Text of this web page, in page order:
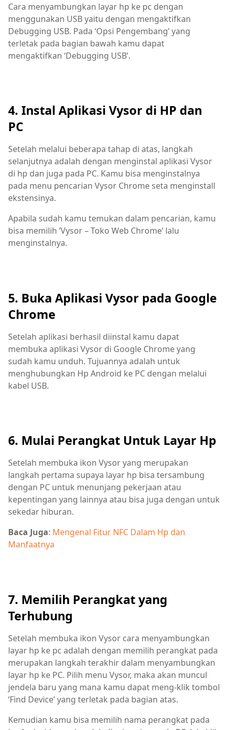
Cara menyambungkan layar hp ke pc dengan
menggunakan USB yaitu dengan mengaktifkan
Debugging USB. Pada ‘Opsi Pengembang’ yang
terletak pada bagian bawah kamu dapat
mengaktifkan ‘Debugging USB’.
4. Instal Aplikasi Vysor di HP dan
PC
Setelah melalui beberapa tahap di atas, langkah
selanjutnya adalah dengan menginstal aplikasi Vysor
di hp dan juga pada PC. Kamu bisa menginstalnya
pada menu pencarian Vysor Chrome seta menginstall
ekstensinya.
Apabila sudah kamu temukan dalam pencarian, kamu
bisa memilih ‘Vysor – Toko Web Chrome’ lalu
menginstalnya.
5. Buka Aplikasi Vysor pada Google
Chrome
Setelah aplikasi berhasil diinstal kamu dapat
membuka aplikasi Vysor di Google Chrome yang
sudah kamu unduh. Tujuannya adalah untuk
menghubungkan Hp Android ke PC dengan melalui
kabel USB.
6. Mulai Perangkat Untuk Layar Hp
Setelah membuka ikon Vysor yang merupakan
langkah pertama supaya layar hp bisa tersambung
dengan PC untuk menunjang pekerjaan atau
kepentingan yang lainnya atau bisa juga dengan untuk
sekedar hiburan.
Baca Juga: Mengenal Fitur NFC Dalam Hp dan
Manfaatnya
7. Memilih Perangkat yang
Terhubung
Setelah membuka ikon Vysor cara menyambungkan
layar hp ke pc adalah dengan memilih perangkat pada
merupakan langkah terakhir dalam menyambungkan
layar hp ke PC. Pilih menu Vysor, maka akan muncul
jendela baru yang mana kamu dapat meng-klik tombol
‘Find Device’ yang terletak pada bagian atas.
Kemudian kamu bisa memilih nama perangkat pada